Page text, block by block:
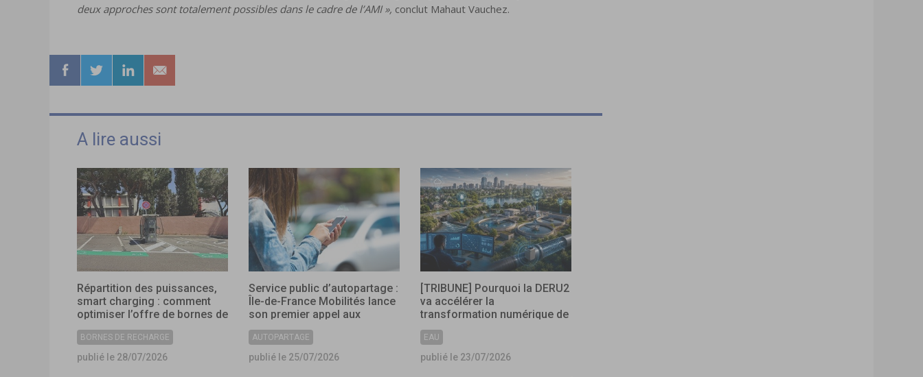
deux approches sont totalement possibles dans le cadre de l’AMI », conclut Mahaut Vauchez.
A lire aussi
Répartition des puissances,
smart charging : comment
optimiser l’offre de bornes de
recharge dans les
collectivités ?
BORNES DE RECHARGE
publié le 28/07/2026
Service public d’autopartage :
Île-de-France Mobilités lance
son premier appel aux
collectivités
AUTOPARTAGE
publié le 25/07/2026
[TRIBUNE] Pourquoi la DERU2
va accélérer la
transformation numérique de
l’assainissement ?
EAU
publié le 23/07/2026